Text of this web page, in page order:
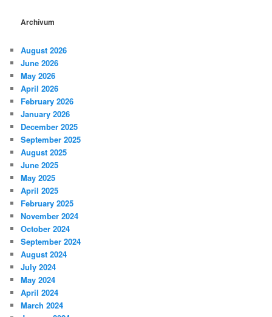
Archívum
August 2026
June 2026
May 2026
April 2026
February 2026
January 2026
December 2025
September 2025
August 2025
June 2025
May 2025
April 2025
February 2025
November 2024
October 2024
September 2024
August 2024
July 2024
May 2024
April 2024
March 2024